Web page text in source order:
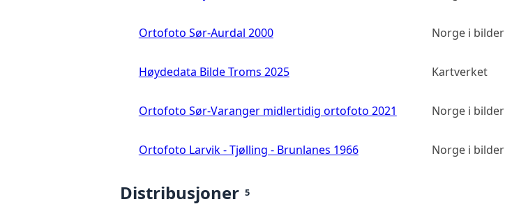
Ortofoto Sør-Aurdal 2000 Norge i bilder
Høydedata Bilde Troms 2025 Kartverket
Ortofoto Sør-Varanger midlertidig ortofoto 2021 Norge i bilder
Ortofoto Larvik - Tjølling - Brunlanes 1966 Norge i bilder
Distribusjoner 5